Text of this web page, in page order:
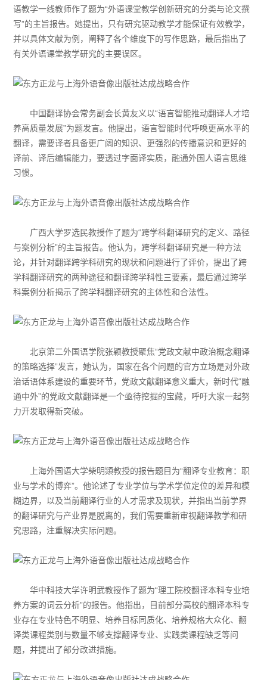
语教学一线教师作了题为“外语课堂教学创新研究的分类与论文撰
写”的主旨报告。她提出，只有研究驱动教学才能保证有效教学，
并以具体文献为例，阐释了各个维度下的写作思路，最后指出了
有关外语课堂教学研究的主要误区。
中国翻译协会常务副会长黄友义以“语言智能推动翻译人才培
养高质量发展”为题发言。他提出，语言智能时代呼唤更高水平的
翻译，需要译者具备更广阔的知识、更强烈的传播意识和更好的
译前、译后编辑能力，要透过字面译实质，融通外国人语言思维
习惯。
广西大学罗选民教授作了题为“跨学科翻译研究的定义、路径
与案例分析”的主旨报告。他认为，跨学科翻译研究是一种方法
论，并针对翻译跨学科研究的现状和问题进行了评价，提出了跨
学科翻译研究的两种途径和翻译跨学科性三要素，最后通过跨学
科案例分析揭示了跨学科翻译研究的主体性和合法性。
北京第二外国语学院张颖教授聚焦“党政文献中政治概念翻译
的策略选择”发言，她认为，国家在各个问题的官方立场是对外政
治话语体系建设的重要环节，党政文献翻译意义重大，新时代“融
通中外”的党政文献翻译是一个亟待挖掘的宝藏，呼吁大家一起努
力开发取得新突破。
上海外国语大学柴明熲教授的报告题目为“翻译专业教育：职
业与学术的博弈”。他论述了专业学位与学术学位定位的差异和模
糊边界，以及当前翻译行业的人才需求及现状，并指出当前学界
的翻译研究与产业界是脱离的，我们需要重新审视翻译教学和研
究思路，注重解决实际问题。
华中科技大学许明武教授作了题为“理工院校翻译本科专业培
养方案的词云分析”的报告。他指出，目前部分高校的翻译本科专
业存在专业特色不明显、培养目标同质化、培养规格大众化、翻
译类课程类别与数量不够支撑翻译专业、实践类课程缺乏等问
题，并提出了部分改进措施。